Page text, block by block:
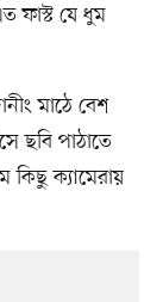
ফাস্ট যে ধুম
মাঠে বেশ
ছবি পাঠাতে
কিছু ক্যামেরায়